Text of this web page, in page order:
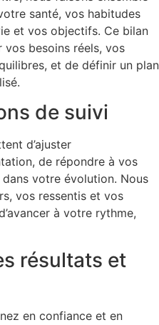
santé, vos habitudes
et vos objectifs. Ce bilan
besoins réels, vos
et de définir un plan
de suivi
d’ajuster
de répondre à vos
votre évolution. Nous
vos ressentis et vos
à votre rythme,
résultats et
en confiance et en